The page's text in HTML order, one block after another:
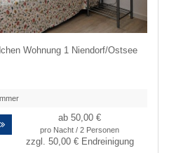
Wohnung 1 Niendorf/Ostsee
ab 50,00 €
pro Nacht / 2 Personen
zzgl. 50,00 €Endreinigung